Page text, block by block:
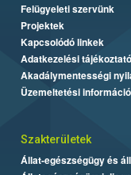
Felügyeleti szervünk
Projektek
Kapcsolódó linkek
Adatkezelési tájékoztató
Akadálymentességi
Üzemeltetési információ
Szakterületek
Állat-egészségügy és